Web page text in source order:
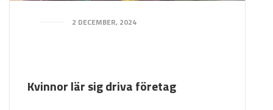
2 DECEMBER, 2024
Kvinnor lär sig driva företag